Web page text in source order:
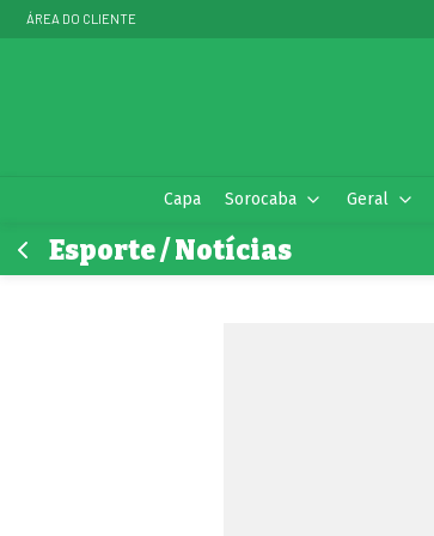
ÁREA DO CLIENTE
Capa Sorocaba Geral
Esporte / Notícias